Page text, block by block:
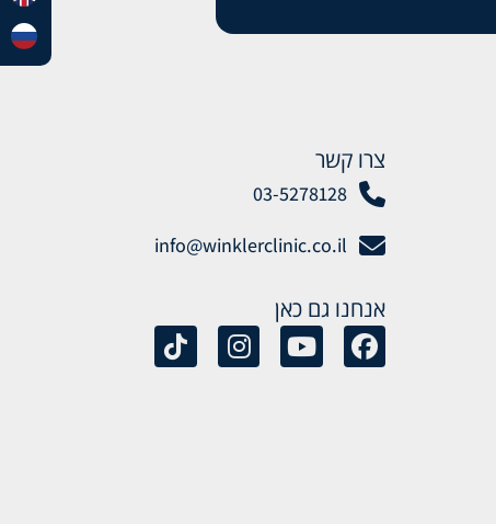
צרו קשר
03-5278128
info@winklerclinic.co.il
אנחנו גם כאן